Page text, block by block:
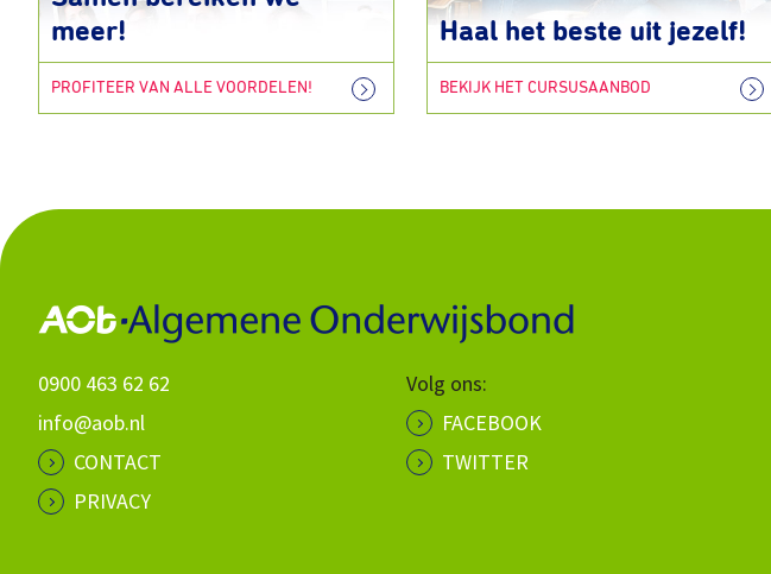
meer!
PROFITEER VAN ALLE VOORDELEN!
Haal het beste uit jezelf!
BEKIJK HET CURSUSAANBOD
0900 463 62 62
info@aob.nl
CONTACT
PRIVACY
Volg ons:
FACEBOOK
TWITTER